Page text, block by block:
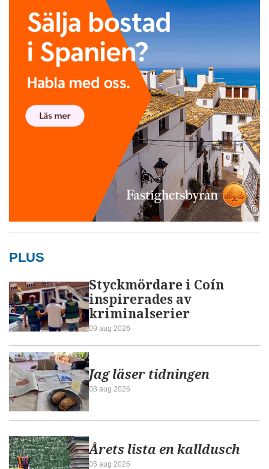
PLUS
Styckmördare i Coín
inspirerades av
kriminalserier
09 aug 2026
Jag läser tidningen
08 aug 2026
Årets lista en kalldusch
05 aug 2026